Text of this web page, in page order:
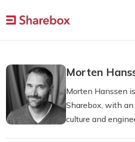
Morten
Morten Hanssen
Sharebox, with
culture and